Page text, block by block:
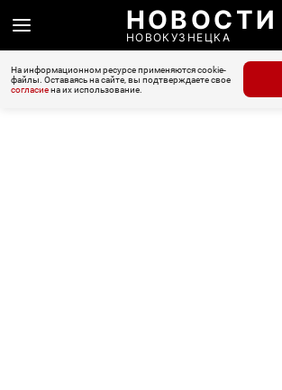
НОВОСТИ
НОВОКУЗНЕЦКА
На информационном ресурсе применяются cookie-
файлы. Оставаясь на сайте, вы подтверждаете свое
согласиена их использование.